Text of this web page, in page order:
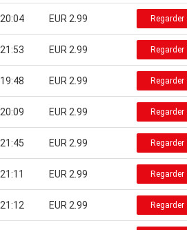
20:04 EUR 2.99 Regarder
21:53 EUR 2.99 Regarder
19:48 EUR 2.99 Regarder
20:09 EUR 2.99 Regarder
21:45 EUR 2.99 Regarder
21:11 EUR 2.99 Regarder
21:12 EUR 2.99 Regarder